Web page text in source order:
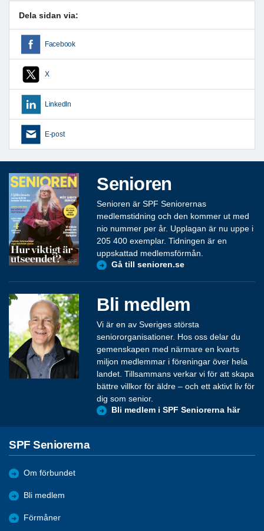
Dela sidan via:
Facebook
X
LinkedIn
E-post
Senioren
Senioren är SPF Seniorernas
medlemstidning och den kommer ut med
nio nummer per år. Upplagan är nu uppe i
205 400 exemplar. Tidningen är en
uppskattad medlemsförmån.
Gå till senioren.se
Bli medlem
Vi är en av Sveriges största
seniororganisationer. Hos oss delar du
gemenskapen med närmare en kvarts
miljon medlemmar i föreningar över hela
landet. Tillsammans verkar vi för att skapa
bättre villkor för äldre – och ett aktivt liv för
dig som senior.
Bli medlem i SPF Seniorerna här
SPF Seniorerna
Om förbundet
Bli medlem
Förmåner